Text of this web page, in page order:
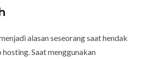
alasan seseorang saat hendak
Saat menggunakan